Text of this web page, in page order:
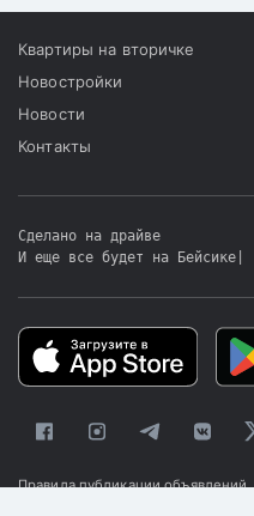
Квартиры на вторичке
Новостройки
Новости
Контакты
Сделано на драйве
И еще все будет на Бейсике
Правила публикации объявлений